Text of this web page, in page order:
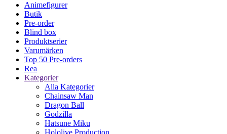
Animefigurer
Butik
Pre-order
Blind box
Produktserier
Varumärken
Top 50 Pre-orders
Rea
Kategorier
Alla Kategorier
Chainsaw Man
Dragon Ball
Godzilla
Hatsune Miku
Hololive Production